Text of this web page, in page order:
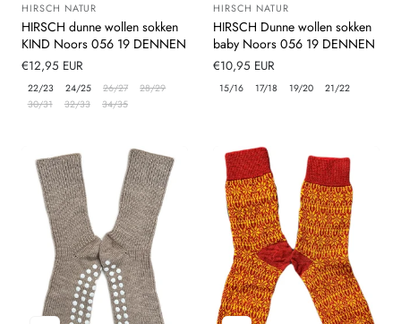
Leverancier:
HIRSCH NATUR
HIRSCH dunne wollen sokken
KIND Noors 056 19 DENNEN
Normale
prijs
€12,95 EUR
22/23 24/25 26/27
28/29
30/31
32/33 34/35
Leverancier:
HIRSCH NATUR
HIRSCH Dunne wollen sokken
baby Noors 056 19 DENNEN
Normale
prijs
€10,95 EUR
15/16 17/18 19/20 21/22